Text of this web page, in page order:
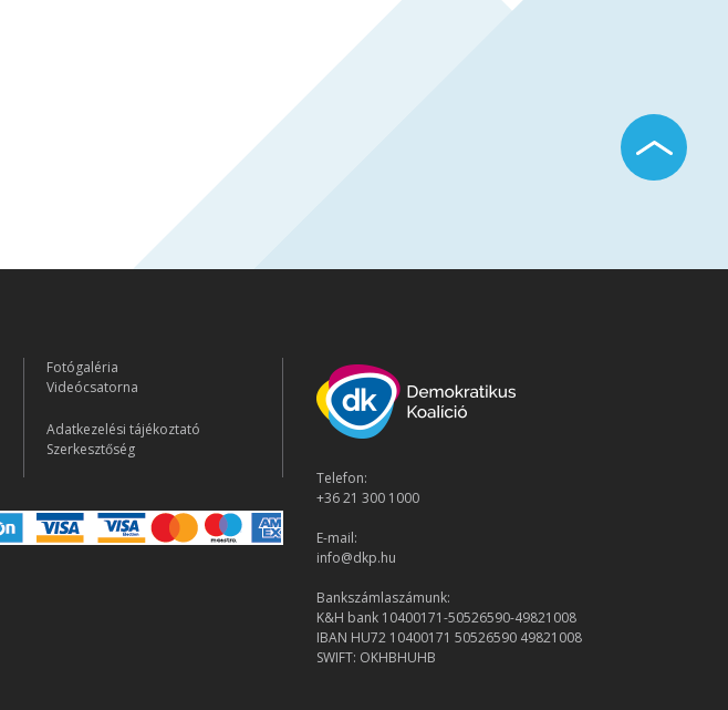
Fotógaléria
Videócsatorna
Adatkezelési tájékoztató
Szerkesztőség
Telefon:
+36 21 300 1000
E-mail:
info@dkp.hu
Bankszámlaszámunk:
K&H bank 10400171-50526590-49821008
IBAN HU72 10400171 50526590 49821008
SWIFT: OKHBHUHB